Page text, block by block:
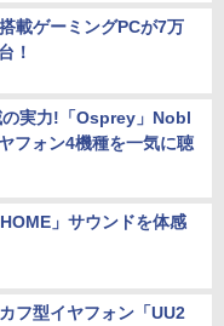
載ゲーミングPCが7万
！
の実力!「Osprey」Nobl
フォン4機種を一気に聴
」サウンドを体感
フ型イヤフォン「UU2